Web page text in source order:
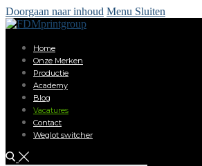
Doorgaan naar inhoud Menu Sluiten
Home
Onze Merken
Productie
Academy
Blog
Vacatures
Contact
Weglot switcher